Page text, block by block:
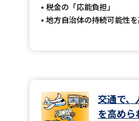
税金の「応能負担」
地方自治体の持続可能性
交通で、
を高めら